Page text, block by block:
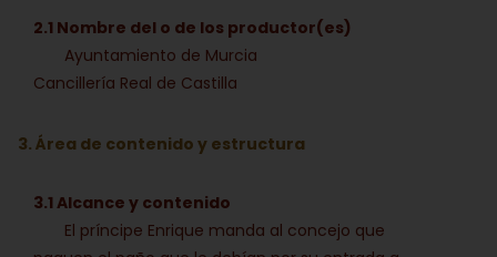
2.1 Nombre del o de los productor(es)
Ayuntamiento de Murcia
Cancillería Real de Castilla
3. Área de contenido y estructura
3.1 Alcance y contenido
El príncipe Enrique manda al concejo que